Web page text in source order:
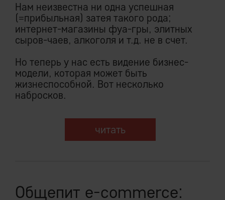
Нам неизвестна ни одна успешная
(=прибыльная) затея такого рода;
интернет-магазины фуа-гры, элитных
сыров-чаев, алкоголя и т.д. не в счет.
Но теперь у нас есть видение бизнес-
модели, которая может быть
жизнеспособной. Вот несколько
набросков.
читать
Общепит e-commerce: